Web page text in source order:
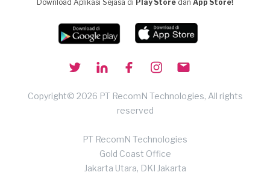
Download Aplikasi Sejasa di Play Store dan App Store!
Copyright© 2026 PT RecomN Technologies, All rights
reserved
PT RecomN Technologies
Gold Coast Office
Jakarta Utara, DKI Jakarta